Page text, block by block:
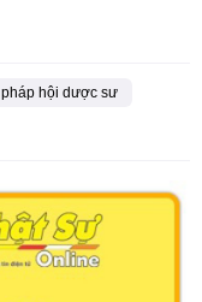
pháp hội dược sư